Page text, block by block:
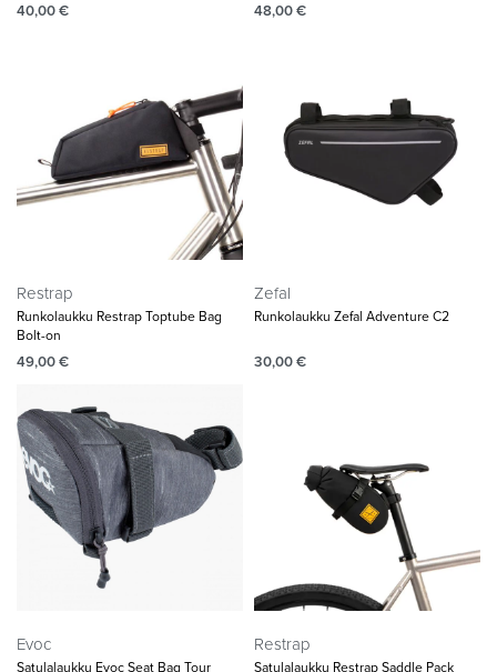
40,00€ 48,00€
Restrap
Runkolaukku Restrap Toptube Bag
Bolt-on
49,00€
Zefal
Runkolaukku Zefal Adventure C2
30,00€
Evoc
Satulalaukku Evoc Seat Bag Tour
Restrap
Satulalaukku Restrap Saddle Pack